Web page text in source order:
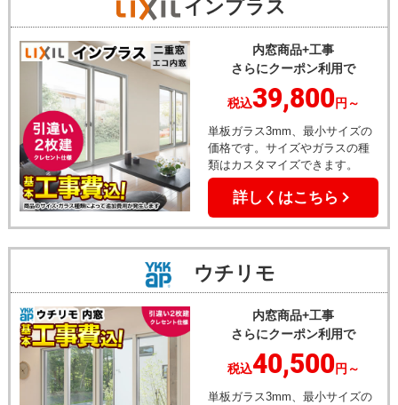
インプラス
内窓商品+工事
さらにクーポン利用で
税込39,800円～
単板ガラス3mm、最小サイズの
価格です。サイズやガラスの種
類はカスタマイズできます。
詳しくはこちら
ウチリモ
内窓商品+工事
さらにクーポン利用で
税込40,500円～
単板ガラス3mm、最小サイズの